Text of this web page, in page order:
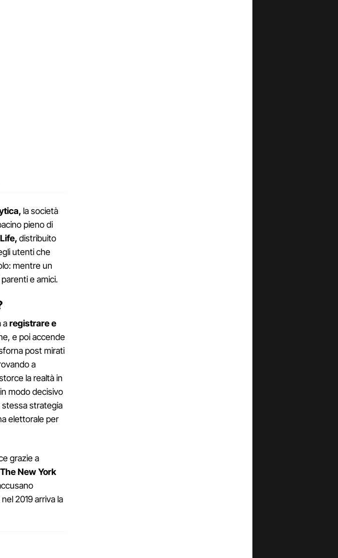
la società
pieno di
distribuito
utenti che
mentre un
e amici.
aregistrare e
e poi accende
post mirati
a
la realtà in
modo decisivo
stessa strategia
elettorale per
grazie a
New York
2019 arriva la